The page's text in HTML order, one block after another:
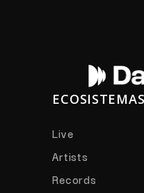
ECOSISTEMAS
Live
Artists
Records